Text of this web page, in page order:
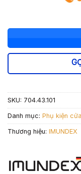
SKU: 704.43.101
Danh mục: Phụ kiện cửa
Thương hiệu: IMUNDEX